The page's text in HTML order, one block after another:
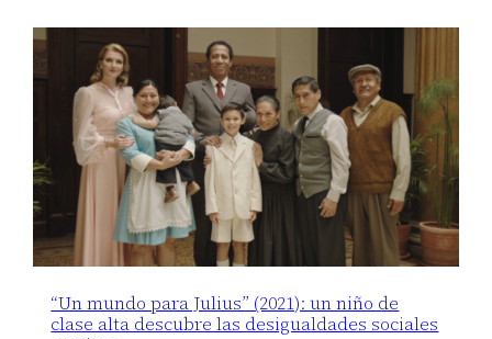
“Un mundo para Julius” (2021): un niño de
clase alta descubre las desigualdades sociales